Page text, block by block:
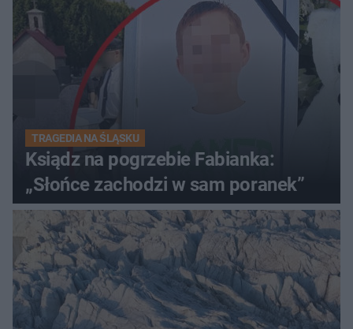
TRAGEDIA NA ŚLĄSKU
Ksiądz na pogrzebie Fabianka:
„Słońce zachodzi w sam poranek”